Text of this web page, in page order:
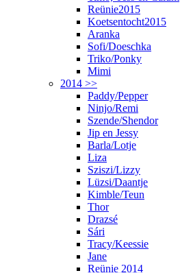
Reünie2015
Koetsentocht2015
Aranka
Sofi/Doeschka
Triko/Ponky
Mimi
2014 >>
Paddy/Pepper
Ninjo/Remi
Szende/Shendor
Jip en Jessy
Barla/Lotje
Liza
Sziszi/Lizzy
Lüzsi/Daantje
Kimble/Teun
Thor
Drazsé
Sári
Tracy/Keessie
Jane
Reünie 2014